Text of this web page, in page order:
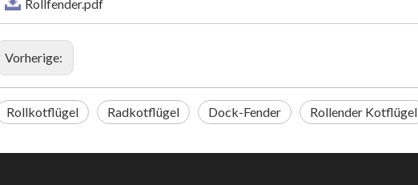
Rollfender.pdf
Vorherige:
Rollkotflügel Radkotflügel Dock-Fender Rollender Kotflügel